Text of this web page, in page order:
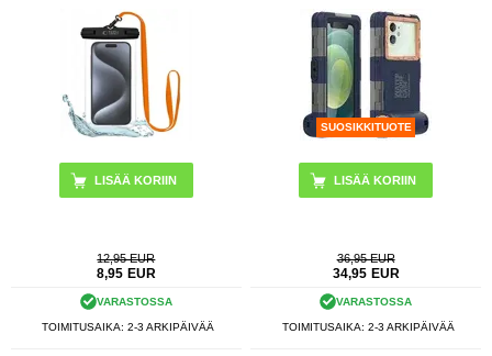
LISÄÄ KORIIN
12,95 EUR
8,95 EUR
VARASTOSSA
TOIMITUSAIKA: 2-3 ARKIPÄIVÄÄ
SUOSIKKITUOTE
36,95 EUR
34,95 EUR
VARASTOSSA
TOIMITUSAIKA: 2-3 ARKIPÄIVÄÄ